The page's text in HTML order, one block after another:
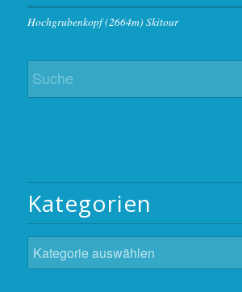
Hochgrubenkopf (2664m) Skitour
Kategorien
Kategorien